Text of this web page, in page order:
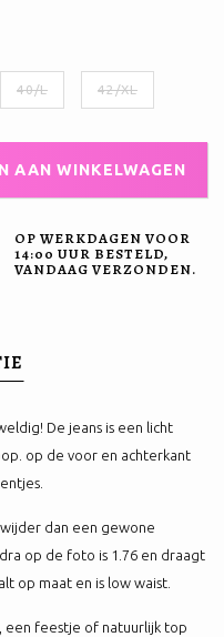
40/L 42/XL
AAN WINKELWAGEN
OP WERKDAGEN VOOR
14:00 UUR BESTELD,
VANDAAG VERZONDEN.
De jeans is een licht
op de voor en achterkant
dan een gewone
op de foto is 1.76 en draagt
op maat en is low waist.
een feestje of natuurlijk top